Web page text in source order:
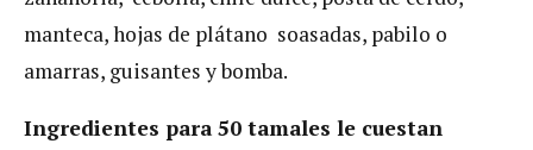
manteca, hojas de plátano soasadas, pabilo o
amarras, guisantes y bomba.
Ingredientes para 50 tamales le cuestan